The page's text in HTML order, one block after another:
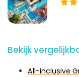
Bekijk
All-inclusive